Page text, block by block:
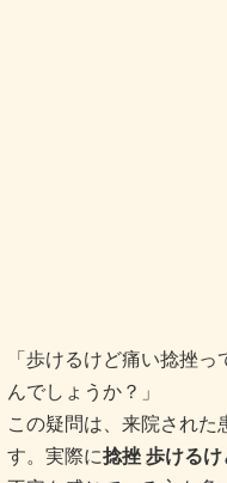
スタッフ：「歩行がで
態を確認していくことが
まず目安として考えられ
経っても痛みが変わらな